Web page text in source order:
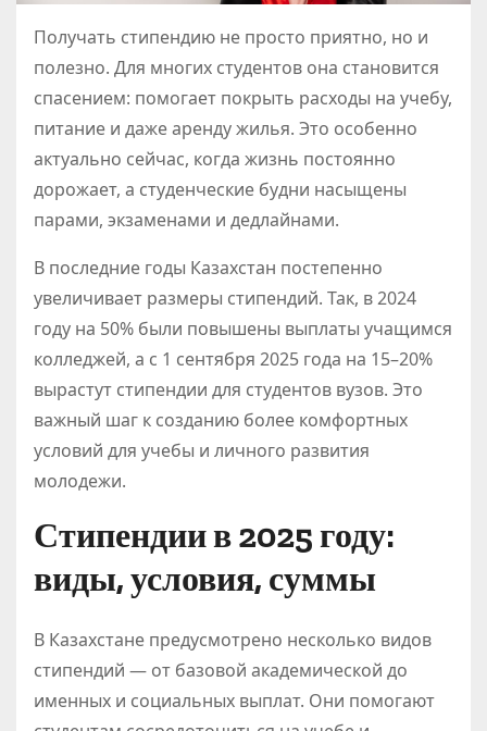
Получать стипендию не просто приятно, но и
полезно. Для многих студентов она становится
спасением: помогает покрыть расходы на учебу,
питание и даже аренду жилья. Это особенно
актуально сейчас, когда жизнь постоянно
дорожает, а студенческие будни насыщены
парами, экзаменами и дедлайнами.
В последние годы Казахстан постепенно
увеличивает размеры стипендий. Так, в 2024
году на 50% были повышены выплаты учащимся
колледжей, а с 1 сентября 2025 года на 15–20%
вырастут стипендии для студентов вузов. Это
важный шаг к созданию более комфортных
условий для учебы и личного развития
молодежи.
Стипендии в 2025 году:
виды, условия, суммы
В Казахстане предусмотрено несколько видов
стипендий — от базовой академической до
именных и социальных выплат. Они помогают